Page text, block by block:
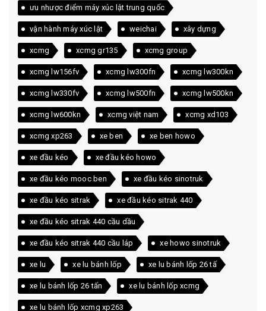
ưu nhược điểm máy xúc lật trung quốc
vận hành máy xúc lật weichai xây dựng
xcmg xcmg gr135 xcmg group
xcmg lw156fv xcmg lw300fn xcmg lw300kn
xcmg lw330fv xcmg lw500fn xcmg lw500kn
xcmg lw600kn xcmg việt nam xcmg xd103
xcmg xp263 xe ben xe ben howo
xe đầu kéo xe đầu kéo howo
xe đầu kéo mooc ben xe đầu kéo sinotruk
xe đầu kéo sitrak xe đầu kéo sitrak 440
xe đầu kéo sitrak 440 cầu dầu
xe đầu kéo sitrak 440 cầu láp xe howo sinotruk
xe lu xe lu bánh lốp xe lu bánh lốp 26 tấ
xe lu bánh lốp 26 tấn xe lu bánh lốp xcmg
xe lu bánh lốp xcmg xp263